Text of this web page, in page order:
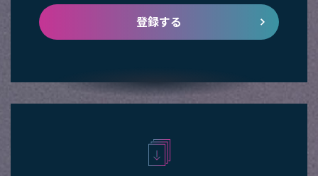
登録する